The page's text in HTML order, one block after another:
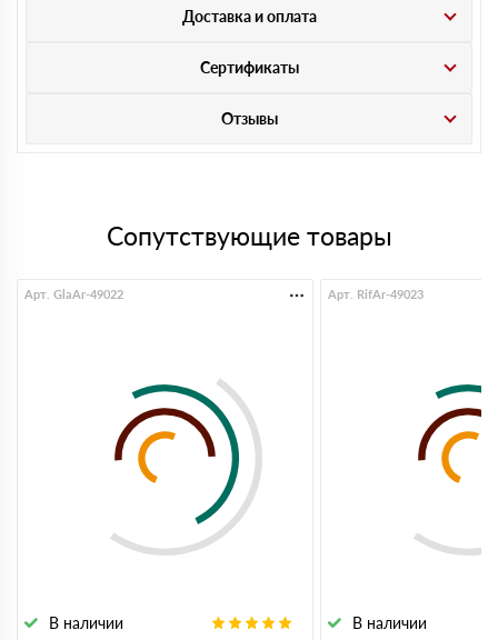
Доставка и оплата
Сертификаты
Отзывы
Сопутствующие товары
В наличии
Арт. GlaAr-49022
В наличии
Арт. RifAr-49023